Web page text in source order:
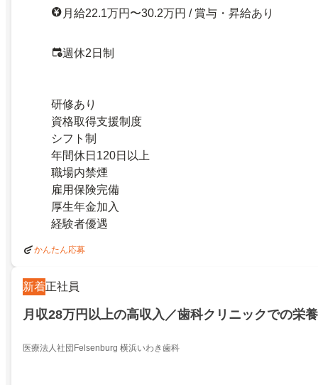
月給22.1万円〜30.2万円 / 賞与・昇給あり
週休2日制
研修あり
資格取得支援制度
シフト制
年間休日120日以上
職場内禁煙
雇用保険完備
厚生年金加入
経験者優遇
かんたん応募
新着正社員
月収28万円以上の高収入／歯科クリニックでの栄
医療法人社団Felsenburg 横浜いわき歯科